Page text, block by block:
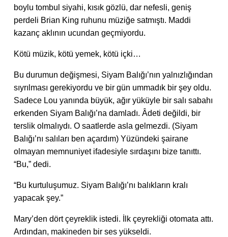
boylu tombul siyahi, kısık gözlü, dar nefesli, geniş
perdeli Brian King ruhunu müziğe satmıştı. Maddi
kazanç aklının ucundan geçmiyordu.
Kötü müzik, kötü yemek, kötü içki…
Bu durumun değişmesi, Siyam Balığı’nın yalnızlığından
sıyrılması gerekiyordu ve bir gün ummadık bir şey oldu.
Sadece Lou yanında büyük, ağır yüküyle bir salı sabahı
erkenden Siyam Balığı’na damladı. Âdeti değildi, bir
terslik olmalıydı. O saatlerde asla gelmezdi. (Siyam
Balığı’nı salıları ben açardım) Yüzündeki şairane
olmayan memnuniyet ifadesiyle sırdaşını bize tanıttı.
“Bu,” dedi.
“Bu kurtuluşumuz. Siyam Balığı’nı balıkların kralı
yapacak şey.”
Mary’den dört çeyreklik istedi. İlk çeyrekliği otomata attı.
Ardından, makineden bir ses yükseldi.